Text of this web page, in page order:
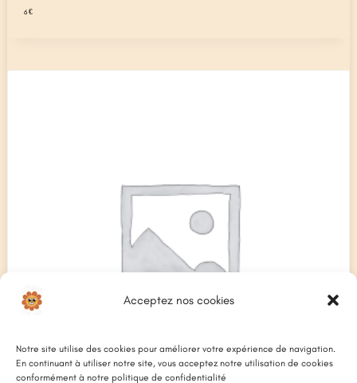
Acceptez nos cookies
Notre site utilise des cookies pour améliorer votre expérience de navigation.
En continuant à utiliser notre site, vous acceptez notre utilisation de cookies
conformément à notre politique de confidentialité
6 €